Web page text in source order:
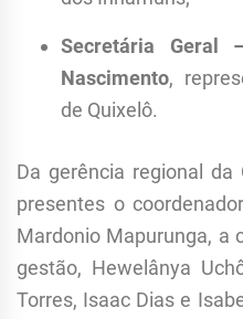
Secretária Geral
Nascimento,
de Quixelô.
Da gerência regional da
presentes o
Mardonio Mapurunga, a
gestão, Hewelânya
Torres, Isaac Dias e